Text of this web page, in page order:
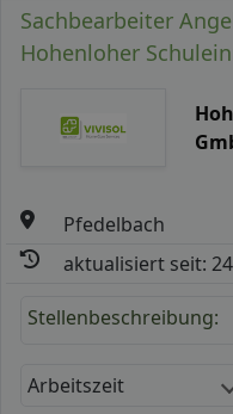
Sachbearbeiter
Hohenloher
Pfedelbach
aktualisiert seit:
Stellenbeschreibung:
Arbeitszeit